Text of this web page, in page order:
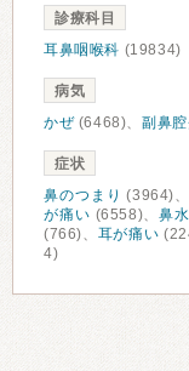
診療科目
耳鼻咽喉科 (19834)
病気
かぜ(6468)、副鼻腔
症状
鼻のつまり (3964)
が痛い (6558)、鼻
(766)、 耳が痛い
4)